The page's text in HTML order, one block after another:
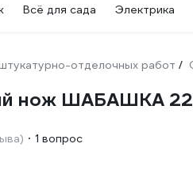
Всё для сада Электрика
отделочных работ /
нож ШАБАШКА
1 вопрос